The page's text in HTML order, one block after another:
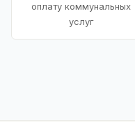
оплату коммунальных
услуг